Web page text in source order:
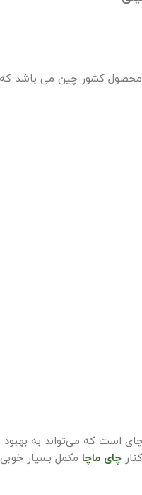
کشور چین می باشد
است که می‌تواند به
چای ماچا مکمل بسیار